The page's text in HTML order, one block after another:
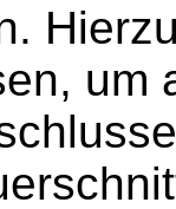
um